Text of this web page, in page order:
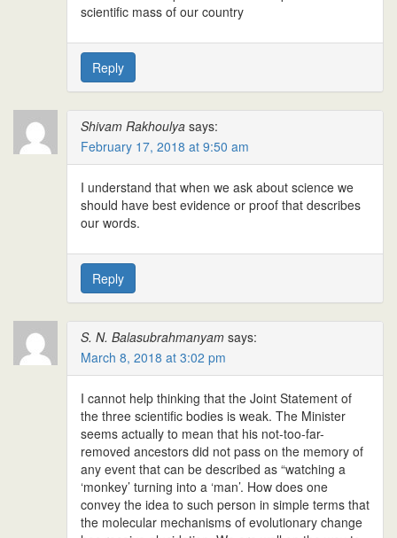
scientific mass of our country
Reply
Shivam Rakhoulya says:
February 17, 2018 at 9:50 am
I understand that when we ask about science we
should have best evidence or proof that describes
our words.
Reply
S. N. Balasubrahmanyam says:
March 8, 2018 at 3:02 pm
I cannot help thinking that the Joint Statement of
the three scientific bodies is weak. The Minister
seems actually to mean that his not-too-far-
removed ancestors did not pass on the memory of
any event that can be described as “watching a
‘monkey’ turning into a ‘man’. How does one
convey the idea to such person in simple terms that
the molecular mechanisms of evolutionary change